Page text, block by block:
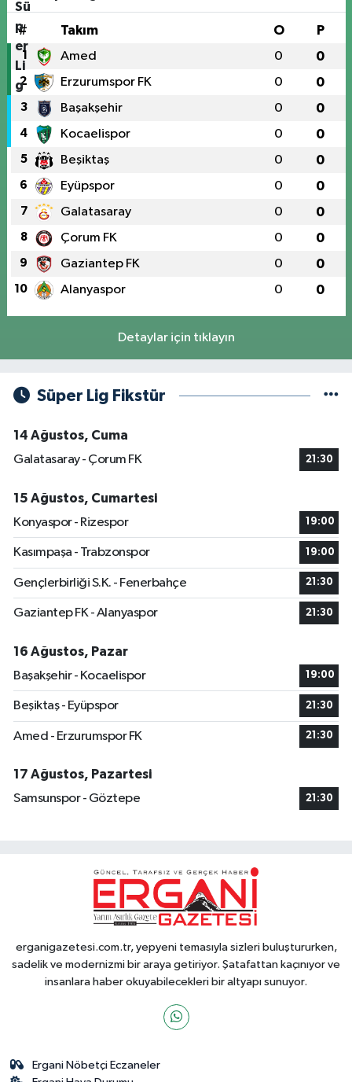
# Takım O P
1 Amed 0 0
2 Erzurumspor FK 0 0
3 Başakşehir 0 0
4 Kocaelispor 0 0
5 Beşiktaş 0 0
6 Eyüpspor 0 0
7 Galatasaray 0 0
8 Çorum FK 0 0
9 Gaziantep FK 0 0
10 Alanyaspor 0 0
Detaylar için tıklayın
Süper Lig Fikstür
14 Ağustos, Cuma
Galatasaray - Çorum FK
21:30
15 Ağustos, Cumartesi
Konyaspor - Rizespor
19:00
Kasımpaşa - Trabzonspor 19:00
Gençlerbirliği S.K. - Fenerbahçe 21:30
Gaziantep FK - Alanyaspor 21:30
16 Ağustos, Pazar
Başakşehir - Kocaelispor
19:00
Beşiktaş - Eyüpspor 21:30
Amed - Erzurumspor FK 21:30
17 Ağustos, Pazartesi
Samsunspor - Göztepe
21:30
erganigazetesi.com.tr, yepyeni temasıyla sizleri buluştururken,
sadelik ve modernizmi bir araya getiriyor. Şatafattan kaçınıyor ve
insanlara haber okuyabilecekleri bir altyapı sunuyor.
Ergani Nöbetçi Eczaneler